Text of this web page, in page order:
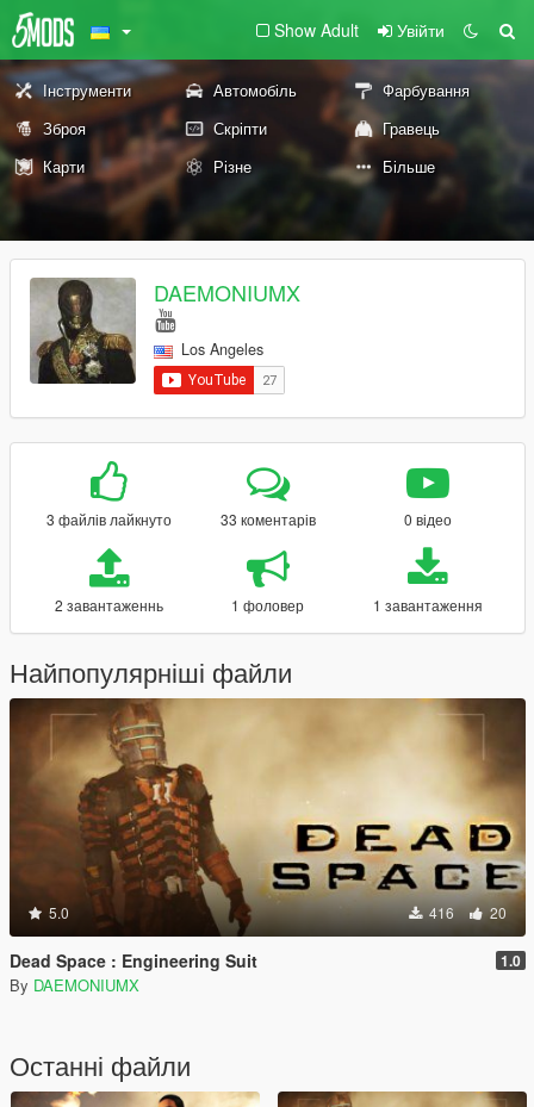
Show Adult Увійти
Інструменти Автомобіль
Фарбування
Зброя
Скріпти
Гравець
Карти
Різне Більше
DAEMONIUMX
Los Angeles
3 файлів лайкнуто 33 коментарів 0 відео
2 завантаженнь 1 фоловер 1 завантаження
Найпопулярніші файли
5.0 416 20
Dead Space : Engineering Suit 1.0
By DAEMONIUMX
Останні файли